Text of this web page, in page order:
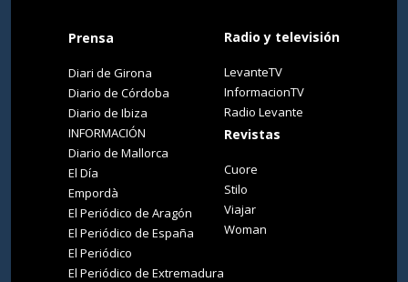
Prensa
Diari de Girona
Diario de Córdoba
Diario de Ibiza
INFORMACIÓN
Diario de Mallorca
El Día
Empordà
El Periódico de Aragón
El Periódico de España
El Periódico
El Periódico de Extremadura
Radio y televisión
LevanteTV
InformacionTV
Radio Levante
Revistas
Cuore
Stilo
Viajar
Woman